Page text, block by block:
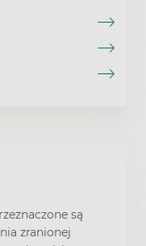
są
zranionej